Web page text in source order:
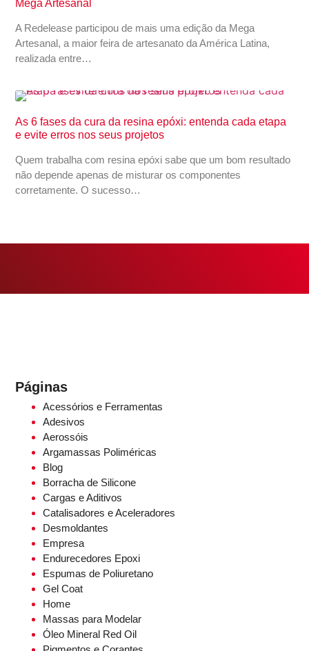
Mega Artesanal
A Redelease participou de mais uma edição da Mega
Artesanal, a maior feira de artesanato da América Latina,
realizada entre…
As 6 fases da cura da resina epóxi: entenda cada etapa
e evite erros nos seus projetos
Quem trabalha com resina epóxi sabe que um bom resultado
não depende apenas de misturar os componentes
corretamente. O sucesso…
Páginas
Acessórios e Ferramentas
Adesivos
Aerossóis
Argamassas Poliméricas
Blog
Borracha de Silicone
Cargas e Aditivos
Catalisadores e Aceleradores
Desmoldantes
Empresa
Endurecedores Epoxi
Espumas de Poliuretano
Gel Coat
Home
Massas para Modelar
Óleo Mineral Red Oil